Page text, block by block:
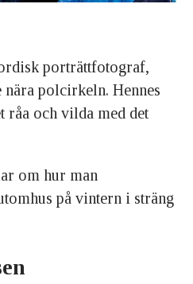
porträttfotograf,
polcirkeln. Hennes
råa och vilda med det
om hur man
på vintern i sträng